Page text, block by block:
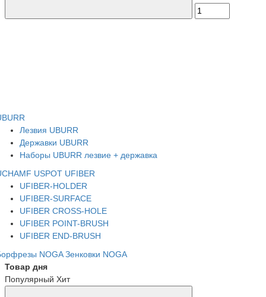
Лезвия UBURR
Державки UBURR
Наборы UBURR лезвие + державка
USPOT UFIBER
UFIBER-HOLDER
UFIBER-SURFACE
UFIBER CROSS-HOLE
UFIBER POINT-BRUSH
UFIBER END-BRUSH
NOGA Зенковки NOGA
Товар дня
Популярный Хит